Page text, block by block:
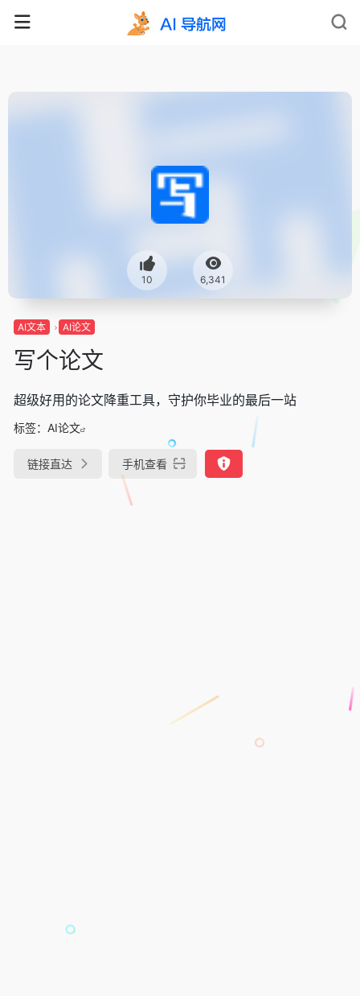
10 6,341
AI文本 AI论文
写个论文
超级好用的论文降重工具，守护你毕业的最后一站
标签： AI论文
链接直达 手机查看